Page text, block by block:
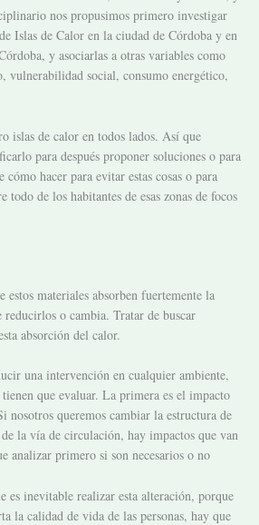
nos propusimos primero investigar
Islas de Calor en la ciudad de Córdoba y en
y asociarlas a otras variables como
vulnerabilidad social, consumo energético,
islas de calor en todos lados. Así que
para después proponer soluciones o para
cómo hacer para evitar estas cosas o para
todo de los habitantes de esas zonas de focos
estos materiales absorben fuertemente la
o cambia. Tratar de buscar
absorción del calor.
una intervención en cualquier ambiente,
que evaluar. La primera es el impacto
nosotros queremos cambiar la estructura de
la vía de circulación, hay impactos que van
analizar primero si son necesarios o no
es inevitable realizar esta alteración, porque
la calidad de vida de las personas, hay que